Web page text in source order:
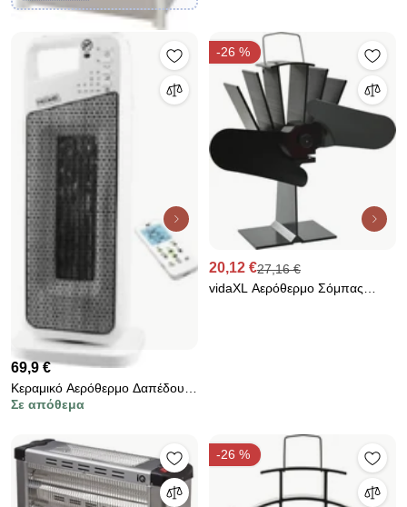
69,9 €
Κεραμικό Αερόθερμο Δαπέδου
Πύργος 2000W με
Σε απόθεμα
-26 %
20,12 €27,16 €
vidaXL Αερόθερμο Σόμπας
-26 %